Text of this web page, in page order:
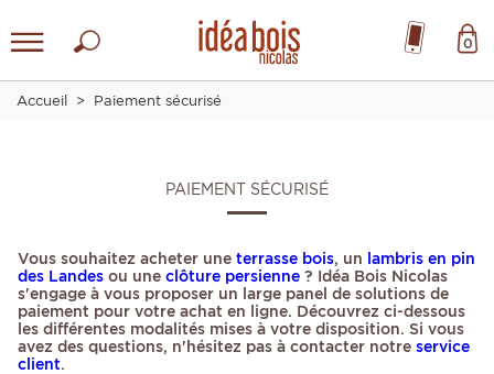
0
Accueil Paiement sécurisé
PAIEMENT SÉCURISÉ
Vous souhaitez acheter une terrasse bois, un lambris en pin
des Landes ou une clôture persienne ? Idéa Bois Nicolas
s'engage à vous proposer un large panel de solutions de
paiement pour votre achat en ligne. Découvrez ci-dessous
les différentes modalités mises à votre disposition. Si vous
avez des questions, n'hésitez pas à contacter notre service
client.